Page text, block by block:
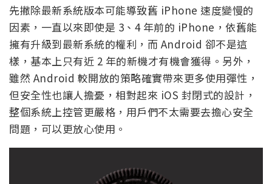
先撇除最新系統版本可能導致舊 iPhone 速度變慢的
因素，一直以來即使是 3、4 年前的 iPhone，依舊能
擁有升級到最新系統的權利，而 Android 卻不是這
樣，基本上只有近 2 年的新機才有機會獲得。另外，
雖然 Android 較開放的策略確實帶來更多使用彈性，
但安全性也讓人擔憂，相對起來 iOS 封閉式的設計，
整個系統上控管更嚴格，用戶們不太需要去擔心安全
問題，可以更放心使用。